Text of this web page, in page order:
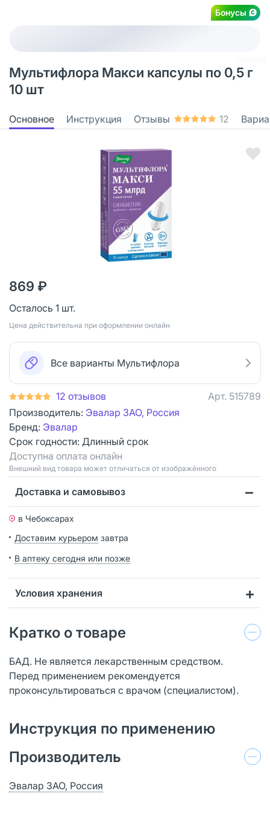
Бонусы
Мультифлора Макси капсулы по 0,5 г
10 шт
Основное Инструкция Отзывы 12
869 ₽
Осталось 1 шт.
Цена действительна при оформлении онлайн
Все варианты Мультифлора
12 отзывов Арт. 515789
Производитель: Эвалар ЗАО, Россия
Бренд: Эвалар
Срок годности: Длинный срок
Доступна оплата онлайн
Bнешний вид товара может отличаться от изображённого
Доставка и самовывоз
в Чебоксарах
Доставим курьером завтра
В аптеку сегодня или позже
Условия хранения
Кратко о товаре
БАД. Не является лекарственным средством.
Перед применением рекомендуется
проконсультироваться с врачом (специалистом).
Инструкция по применению
Производитель
Эвалар ЗАО, Россия